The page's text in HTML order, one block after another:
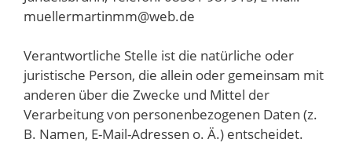
muellermartinmm@web.de
Verantwortliche Stelle ist die natürliche oder
juristische Person, die allein oder gemeinsam mit
anderen über die Zwecke und Mittel der
Verarbeitung von personenbezogenen Daten (z.
B. Namen, E-Mail-Adressen o. Ä.) entscheidet.